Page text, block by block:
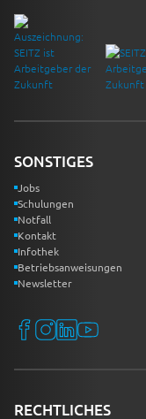
SONSTIGES
Jobs
Schulungen
Notfall
Kontakt
Infothek
Betriebsanweisungen
Newsletter
RECHTLICHES